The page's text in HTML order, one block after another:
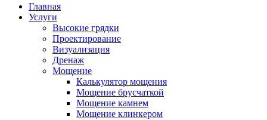
Главная
Услуги
Высокие грядки
Проектирование
Визуализация
Дренаж
Мощение
Калькулятор мощения
Мощение брусчаткой
Мощение камнем
Мощение клинкером